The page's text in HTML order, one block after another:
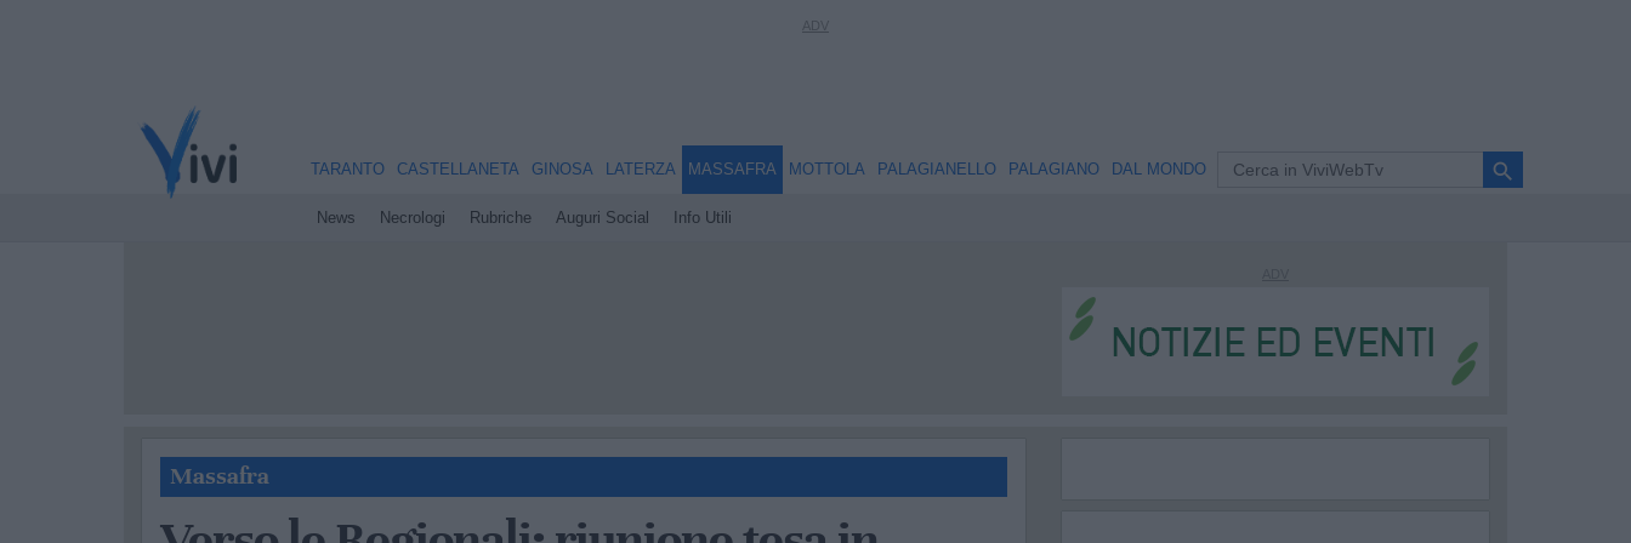
TARANTO CASTELLANETA GINOSA LATERZA MASSAFRA
News Necrologi Rubriche Auguri Social Info Utili
MOTTOLA PALAGIANELLO PALAGIANO DAL MONDO search
Massafra